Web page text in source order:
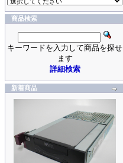
商品検索
キーワードを入力して商品を探せ
ます
詳細検索
新着商品